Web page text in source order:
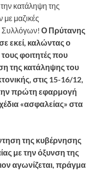
κατάληψη της
με μαζικές
Συλλόγων! Ο Πρύτανης
εκεί, καλώντας ο
φοιτητές που
της κατάληψης του
στις 15-16/12,
πρώτη εφαρμογή
«ασφαλείας» στα
της κυβέρνησης
με την όξυνση της
αγωνίζεται, πράγμα